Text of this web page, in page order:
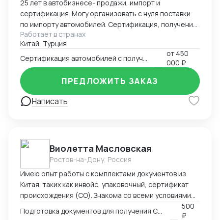
таможенного и валютного законодательства РФ,
законодательства ЕАЭС, ЕС, стран СНГ и АТР. Опыт
представления интересов компании в таможенных
органах и отраслевых советах. Организация
транспорта (авто-, авиа-, морские, ж/д), включая
расчет ставок, выбор оптимальных маршрутов и
взаимодействие с перевозчиками. Аналитическая
работа и оптимизация: разработка и доработка
цепочек поставок в условиях санкций, таможенная
25 лет в автобизнесе- продажи, импорт и
сертификация. Могу организовать с нуля поставки
по импорту автомобилей. Сертификация, получение
ОТТС, Заключения НАМИ, установка ГЛОНАСС.
Поставки из Китая и Южной Кореи.
Работает в странах
Китай, Турция
от 450
000 ₽
Написать
ПРЕДЛОЖИТЬ ЗАКАЗ
Виолетта Масловская
Ростов-на-Дону, Россия
Имею опыт работы с комплектами документов из
Китая, таких как инвойс, упаковочный, сертификат
происхождения (СО). Знакома со всеми условиями
перевозки разным видом транспорта. Я размещала
500
₽